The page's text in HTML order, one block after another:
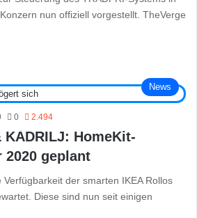
nun offiziell vorgestellt. TheVerge
News
0 2.494
KADRILJ: HomeKit-
geplant
der smarten IKEA Rollos
Diese sind nun seit einigen